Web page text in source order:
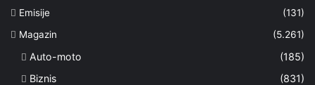
Emisije
(131)
Magazin
(5.261)
Auto-moto
(185)
Biznis
(831)